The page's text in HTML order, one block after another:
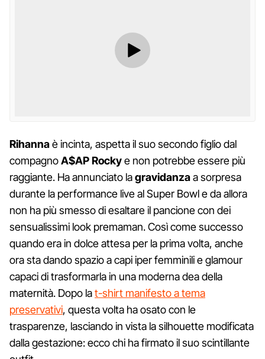
Rihannaè incinta, aspetta il suo secondo figlio dal
compagnoA$AP Rockye non potrebbe essere più
raggiante. Ha annunciato lagravidanzaa sorpresa
durante la performance live al Super Bowl e da allora
non ha più smesso di esaltare il pancione con dei
sensualissimi look premaman. Così come successo
quando era in dolce attesa per la prima volta, anche
ora sta dando spazio a capi iper femminili e glamour
capaci di trasformarla in una moderna dea della
maternità. Dopo lat-shirt manifesto a tema
preservativi, questa volta ha osato con le
trasparenze, lasciando in vista la silhouette modificata
dalla gestazione: ecco chi ha firmato il suo scintillante